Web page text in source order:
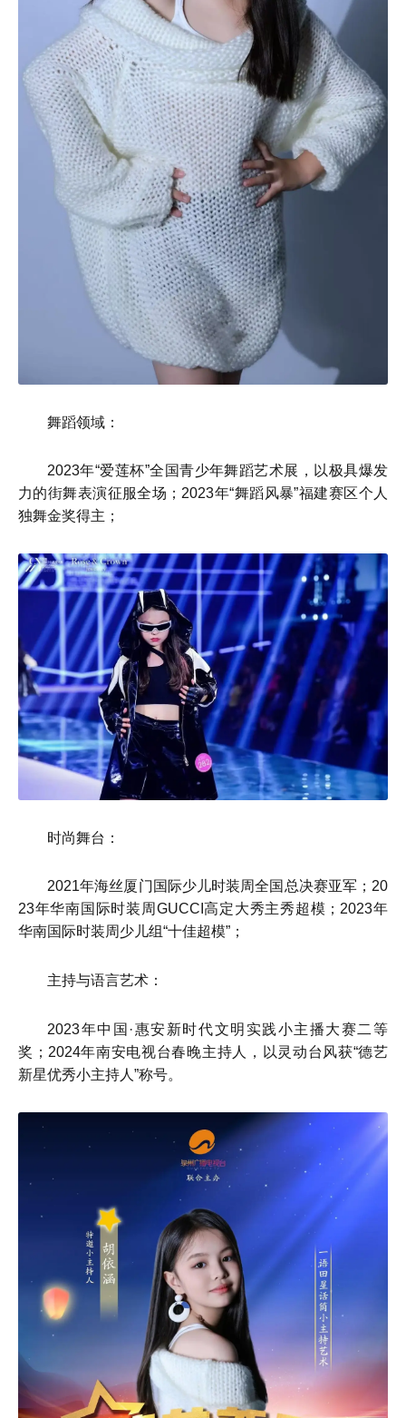
舞蹈领域：
2023年“爱莲杯”全国青少年舞蹈艺术展，以极具爆发
力的街舞表演征服全场；2023年“舞蹈风暴”福建赛区个人
独舞金奖得主；
时尚舞台：
2021年海丝厦门国际少儿时装周全国总决赛亚军；20
23年华南国际时装周GUCCI高定大秀主秀超模；2023年
华南国际时装周少儿组“十佳超模”；
主持与语言艺术：
2023年中国·惠安新时代文明实践小主播大赛二等
奖；2024年南安电视台春晚主持人，以灵动台风获“德艺
新星优秀小主持人”称号。